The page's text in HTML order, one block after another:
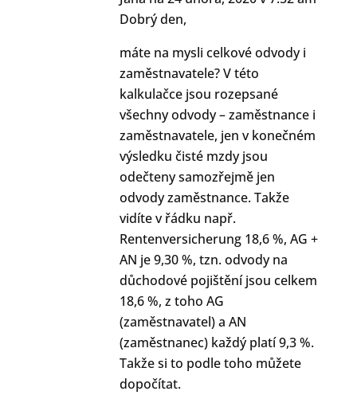
Dobrý den,
máte na mysli celkové odvody i
zaměstnavatele? V této
kalkulačce jsou rozepsané
všechny odvody – zaměstnance i
zaměstnavatele, jen v konečném
výsledku čisté mzdy jsou
odečteny samozřejmě jen
odvody zaměstnance. Takže
vidíte v řádku např.
Rentenversicherung 18,6 %, AG +
AN je 9,30 %, tzn. odvody na
důchodové pojištění jsou celkem
18,6 %, z toho AG
(zaměstnavatel) a AN
(zaměstnanec) každý platí 9,3 %.
Takže si to podle toho můžete
dopočítat.